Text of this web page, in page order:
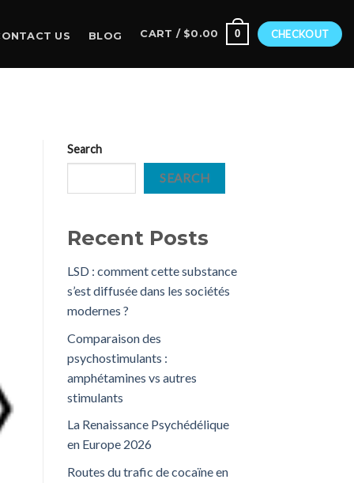
US BLOG CART / $0.00 0 CHECKOUT
Search
SEARCH
Recent Posts
LSD : comment cette substance
s’est diffusée dans les sociétés
modernes ?
Comparaison des
psychostimulants :
amphétamines vs autres
stimulants
La Renaissance Psychédélique
en Europe 2026
Routes du trafic de cocaïne en